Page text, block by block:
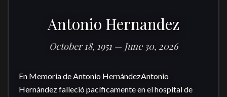
Antonio Hernandez
October 18, 1951 — June 30, 2026
En Memoria de Antonio HernándezAntonio
Hernández falleció pacíficamente en el hospital de